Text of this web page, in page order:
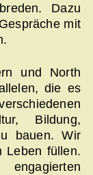
Dazu
mit
und North
die es
Bildung,
bauen. Wir
Leben füllen.